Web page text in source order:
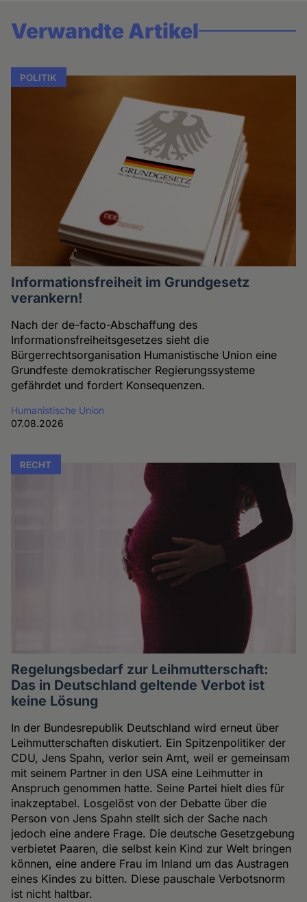
Verwandte Artikel
POLITIK
Informationsfreiheit im Grundgesetz
verankern!
Nach der de-facto-Abschaffung des
Informationsfreiheitsgesetzes sieht die
Bürgerrechtsorganisation Humanistische Union eine
Grundfeste demokratischer Regierungssysteme
gefährdet und fordert Konsequenzen.
Humanistische Union
07.08.2026
RECHT
Regelungsbedarf zur Leihmutterschaft:
Das in Deutschland geltende Verbot ist
keine Lösung
In der Bundesrepublik Deutschland wird erneut über
Leihmutterschaften diskutiert. Ein Spitzenpolitiker der
CDU, Jens Spahn, verlor sein Amt, weil er gemeinsam
mit seinem Partner in den USA eine Leihmutter in
Anspruch genommen hatte. Seine Partei hielt dies für
inakzeptabel. Losgelöst von der Debatte über die
Person von Jens Spahn stellt sich der Sache nach
jedoch eine andere Frage. Die deutsche Gesetzgebung
verbietet Paaren, die selbst kein Kind zur Welt bringen
können, eine andere Frau im Inland um das Austragen
eines Kindes zu bitten. Diese pauschale Verbotsnorm
ist nicht haltbar.